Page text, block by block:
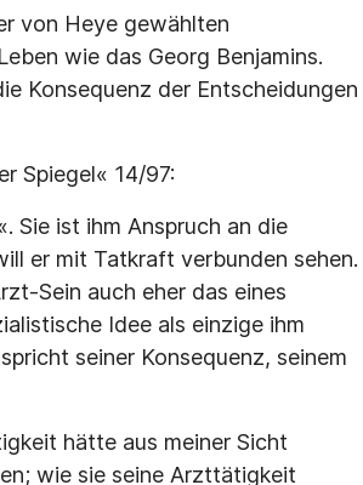
von Heye gewählten
wie das Georg Benjamins.
Konsequenz der Entscheidungen
Spiegel« 14/97:
Sie ist ihm Anspruch an die
er mit Tatkraft verbunden sehen.
Sein auch eher das eines
Idee als einzige ihm
seiner Konsequenz, seinem
hätte aus meiner Sicht
wie sie seine Arzttätigkeit